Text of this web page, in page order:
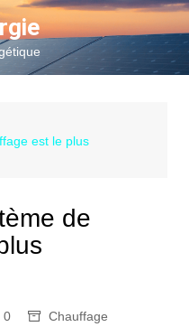
est le plus
de
0 Chauffage